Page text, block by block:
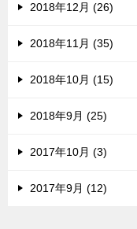
2018年12月 (26)
2018年11月 (35)
2018年10月 (15)
2018年9月 (25)
2017年10月 (3)
2017年9月 (12)